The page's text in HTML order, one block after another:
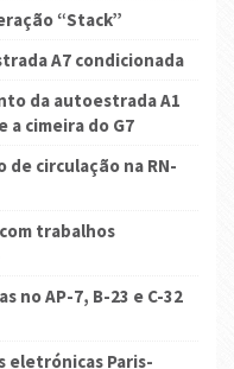
“Stack”
A7 condicionada
da autoestrada A1
a cimeira do G7
de circulação na RN-
trabalhos
no AP-7, B-23 e C-32
eletrónicas Paris-